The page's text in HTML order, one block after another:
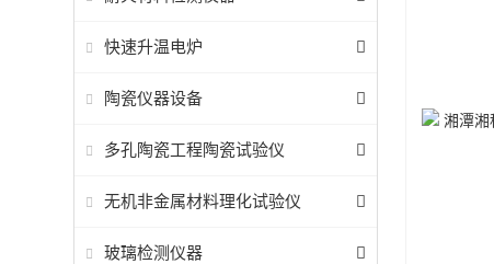
快速升温电炉
陶瓷仪器设备
多孔陶瓷工程陶瓷试验仪
无机非金属材料理化试验仪
玻璃检测仪器